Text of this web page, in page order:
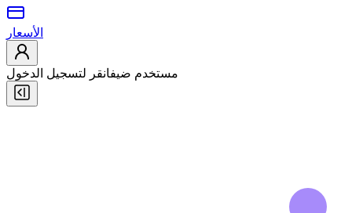
الأسعار
مستخدم ضيفانقر لتسجيل الدخول